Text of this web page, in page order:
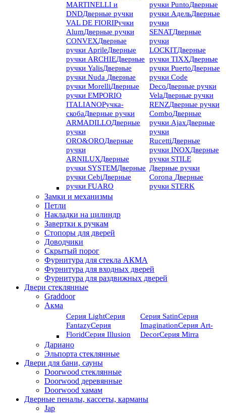
MARTINELLI и
DNDДверные ручки
VAL DE FIORIРучки
AlumДверные ручки
CONVEXДверные
ручки AprileДверные
ручки ARCHIEДверные
ручки YalisДверные
ручки Nuda Дверные
ручки MorelliДверные
ручки EMPORIO
ITALIANOРучка-
скобаДверные ручки
ARMADILLOДверные
ручки
ORO&OROДверные
ручки
ARNILUXДверные
ручки SYSTEMДверные
ручки CebiДверные
ручки FUARO
ручки PuntoДверные
ручки АдельДверные
ручки
SENATДверные
ручки
LOCKITДверные
ручки TIXXДверные
ручки PuertoДверные
ручки Code
DecoДверные ручки
VelaДверные ручки
RENZДверные ручки
ComboДверные
ручки AjaxДверные
ручки
RucettiДверные
ручки INOXДверные
ручки STILE
Дверные ручки
Corona Дверные
ручки STERK
Замки и механизмы
Петли
Накладки на цилиндр
Завертки к ручкам
Стопоры для дверей
Доводчики
Скрытый порог
Фурнитура для стекла АКМА
Фурнитура для входных дверей
Фурнитура для раздвижных дверей
Двери стеклянные
Graddoor
Акма
Серия LightСерия
FantazyСерия
FloridСерия Illusion
Серия SatinСерия
ImaginationСерия Art-
DeсorСерия Mirra
Дариано
Эльпорта стеклянные
Двери для бани, сауны
Doorwood стеклянные
Doorwood деревянные
Doorwood хамам
Дверные пеналы, кассеты, карманы
Jap